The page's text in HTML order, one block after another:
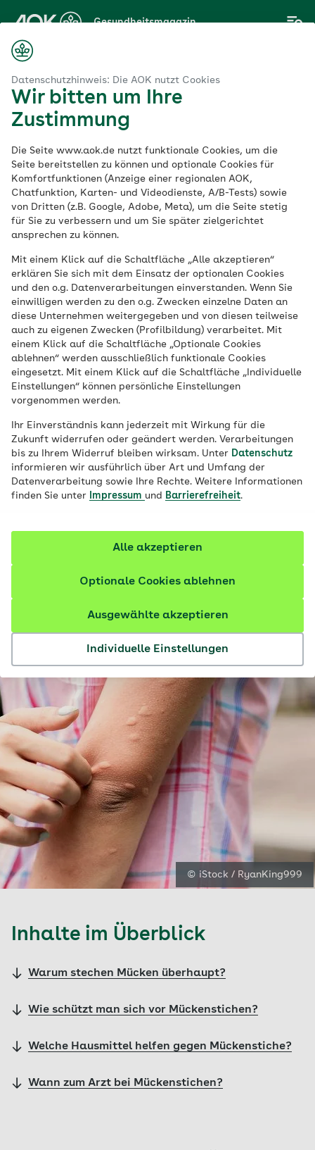
Datenschutzhinweis: Die AOK nutzt Cookies
Wir bitten um Ihre
Zustimmung
Die Seite www.aok.de nutzt funktionale Cookies, um die
Seite bereitstellen zu können und optionale Cookies für
Komfortfunktionen (Anzeige einer regionalen AOK,
Chatfunktion, Karten- und Videodienste, A/B-Tests) sowie
von Dritten (z.B. Google, Adobe, Meta), um die Seite stetig
für Sie zu verbessern und um Sie später zielgerichtet
ansprechen zu können.
Mit einem Klick auf die Schaltfläche „Alle akzeptieren“
erklären Sie sich mit dem Einsatz der optionalen Cookies
und den o.g. Datenverarbeitungen einverstanden. Wenn Sie
einwilligen werden zu den o.g. Zwecken einzelne Daten an
diese Unternehmen weitergegeben und von diesen teilweise
auch zu eigenen Zwecken (Profilbildung) verarbeitet. Mit
einem Klick auf die Schaltfläche „Optionale Cookies
ablehnen“ werden ausschließlich funktionale Cookies
eingesetzt. Mit einem Klick auf die Schaltfläche „Individuelle
Einstellungen“ können persönliche Einstellungen
vorgenommen werden.
Ihr Einverständnis kann jederzeit mit Wirkung für die
Zukunft widerrufen oder geändert werden. Verarbeitungen
bis zu Ihrem Widerruf bleiben wirksam. Unter Datenschutz
informieren wir ausführlich über Art und Umfang der
Datenverarbeitung sowie Ihre Rechte. Weitere Informationen
finden Sie unter
Impressum und Barrierefreiheit.
Individuelle Einstellungen
Ausgewählte akzeptieren
Optionale Cookies ablehnen
Alle akzeptieren
Hauptinhalt
springen
Gesundheitsmagazin
Gegen den Juckreiz:
Hausmittel gegen
Mückenstiche
Veröffentlicht am:
16.04.2021 aktualisiert am 17.02.2026
11 Minuten Lesedauer
Hausmittel gegen Mückenstiche sollte
jeder kennen, denn spätestens, wenn es im
Sommer dämmert, tauchen die lästigen
Insekten auf. Vor allem in der Nähe von
Seen und Bächen, aber gerne auch im
heimischen Garten. Mücken können einen
lauen Frühlings- oder Sommerabend im
Freien schnell verderben: Stechen sie zu,
bildet sich auf der Haut schnell eine
fast immer können sie den Juckreiz schnell
und nachhaltig lindern.
© iStock / RyanKing999
Inhalte im Überblick
Warum stechen Mücken überhaupt?
Wie schützt man sich vor Mückenstichen?
Welche Hausmittel helfen gegen Mückenstiche?
Wann zum Arzt bei Mückenstichen?